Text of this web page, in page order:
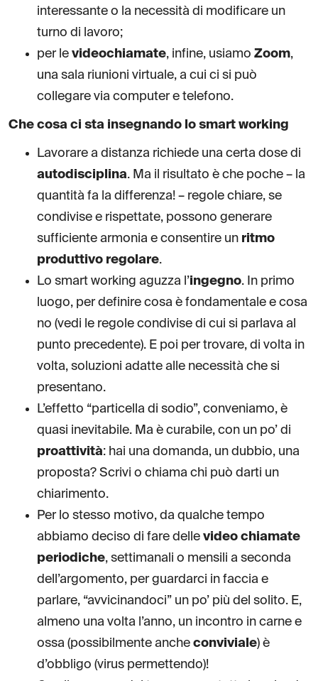
interessante o la necessità di modificare un
turno di lavoro;
per le videochiamate, infine, usiamo Zoom,
una sala riunioni virtuale, a cui ci si può
collegare via computer e telefono.
Che cosa ci sta insegnando lo smart working
Lavorare a distanza richiede una certa dose di
autodisciplina. Ma il risultato è che poche – la
quantità fa la differenza! – regole chiare, se
condivise e rispettate, possono generare
sufficiente armonia e consentire un ritmo
produttivo regolare.
Lo smart working aguzza l’ingegno. In primo
luogo, per definire cosa è fondamentale e cosa
no (vedi le regole condivise di cui si parlava al
punto precedente). E poi per trovare, di volta in
volta, soluzioni adatte alle necessità che si
presentano.
L’effetto “particella di sodio”, conveniamo, è
quasi inevitabile. Ma è curabile, con un po’ di
proattività: hai una domanda, un dubbio, una
proposta? Scrivi o chiama chi può darti un
chiarimento.
Per lo stesso motivo, da qualche tempo
abbiamo deciso di fare delle video chiamate
periodiche, settimanali o mensili a seconda
dell’argomento, per guardarci in faccia e
parlare, “avvicinandoci” un po’ più del solito. E,
almeno una volta l’anno, un incontro in carne e
ossa (possibilmente anche conviviale) è
d’obbligo (virus permettendo)!